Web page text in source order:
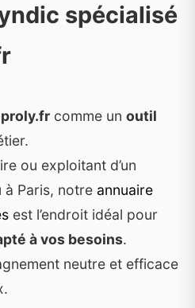
spécialisé
comme un outil
ou exploitant d’un
à Paris, notre annuaire
est l’endroit idéal pour
à vos besoins.
neutre et efficace